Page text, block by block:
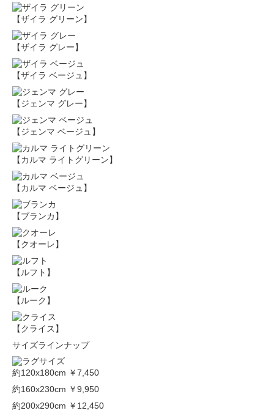
【ザイラ グリーン】
【ザイラ グレー】
【ザイラ ベージュ】
【ジェンマ グレー】
【ジェンマ ベージュ】
【カルマ ライトグリーン】
【カルマ ベージュ】
【ブランカ】
【クオーレ】
【ルフト】
【ルーク】
【クライス】
サイズラインナップ
約120x180cm ￥7,450
約160x230cm ￥9,950
約200x290cm ￥12,450